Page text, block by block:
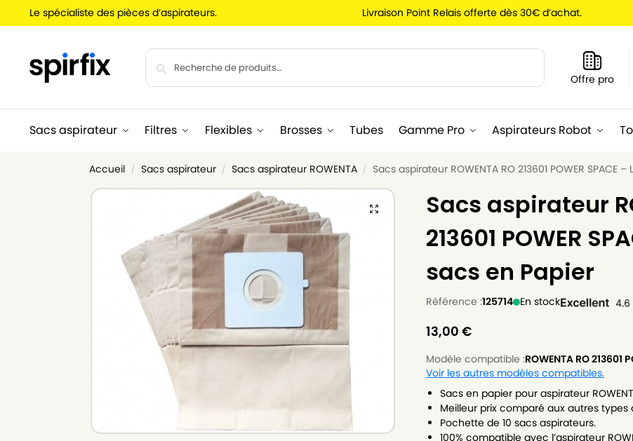
Le spécialiste des pièces d’aspirateurs. Livraison Point Relais offerte dès 30€ d’achat.
Offre pro
Sacs aspirateur Filtres Flexibles Brosses Tubes Gamme Pro Aspirateurs Robot
Accueil / Sacs aspirateur / Sacs aspirateur ROWENTA / Sacs aspirateur ROWENTA RO 213601 POWER SPACE
Sacs aspirateur
213601 POWER
sacs en Papier
Référence :125714 En stock
13,00 €
Modèle compatible :ROWENTA RO 213601
Voir les autres modèles compatibles.
Sacs en papier pour aspirateur
Meilleur prix comparé aux autres types
Pochette de 10 sacs aspirateurs.
100% compatible avec l’aspirateur